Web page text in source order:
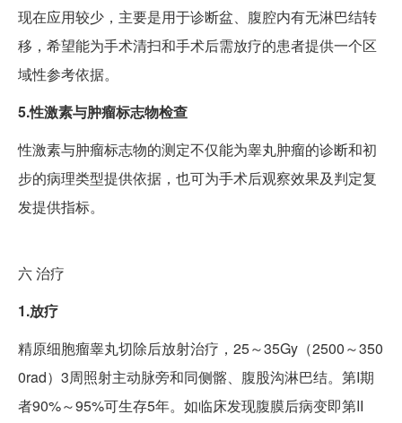
现在应用较少，主要是用于诊断盆、腹腔内有无淋巴结转
移，希望能为手术清扫和手术后需放疗的患者提供一个区
域性参考依据。
5.性激素与肿瘤标志物检查
性激素与肿瘤标志物的测定不仅能为睾丸肿瘤的诊断和初
步的病理类型提供依据，也可为手术后观察效果及判定复
发提供指标。
六治疗
1.放疗
精原细胞瘤睾丸切除后放射治疗，25～35Gy（2500～350
0rad）3周照射主动脉旁和同侧髂、腹股沟淋巴结。第I期
者90%～95%可生存5年。如临床发现腹膜后病变即第II